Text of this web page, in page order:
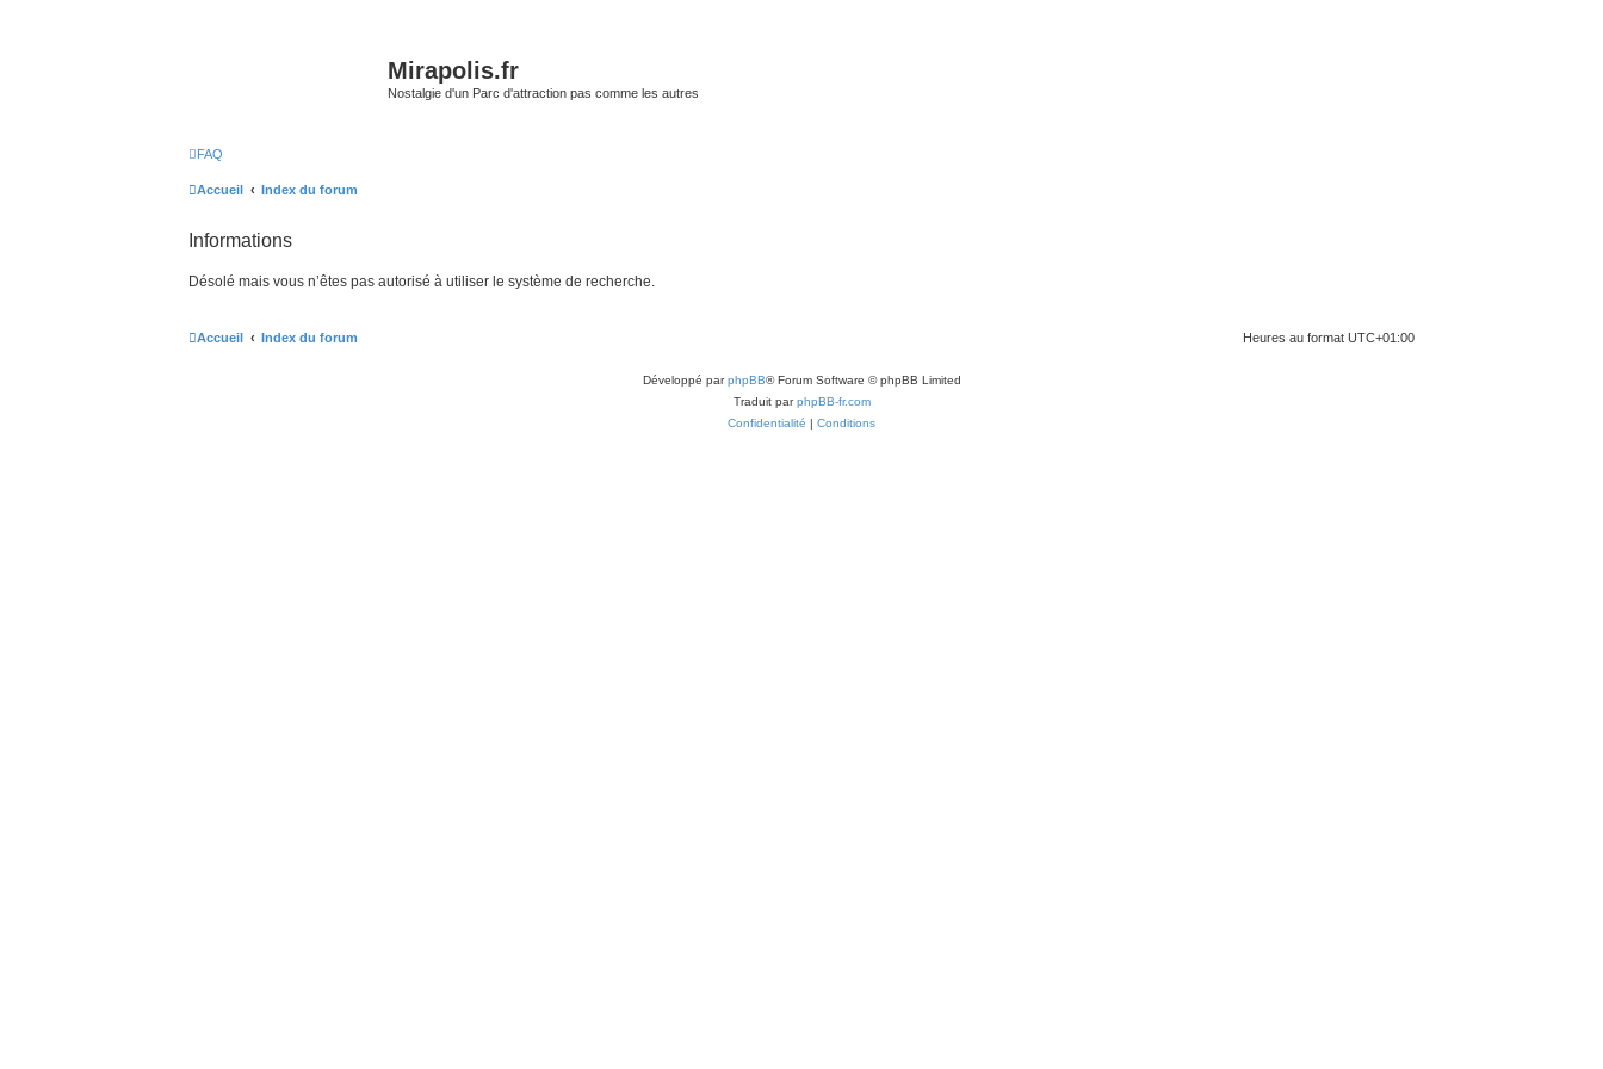
Mirapolis.fr
Nostalgie d'un Parc d'attraction pas comme les autres
FAQ
Accueil Index du forum
Informations
Désolé mais vous n’êtes pas autorisé à utiliser le système de recherche.
Accueil Index du forum Heures au format UTC+01:00
Développé parphpBB® Forum Software © phpBB Limited
Traduit parphpBB-fr.com
Confidentialité | Conditions